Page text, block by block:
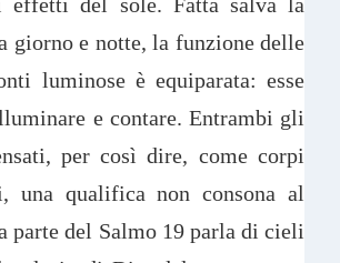
giorno e notte, la funzione delle
luminose è equiparata: esse
e contare. Entrambi gli
per così dire, come corpi
una qualifica non consona al
parte del Salmo 19 parla di cieli